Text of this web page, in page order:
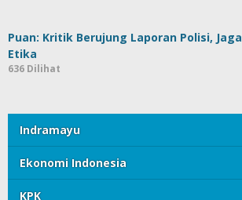
Puan: Kritik Berujung Laporan Polisi, Jaga
Etika
636 Dilihat
Indramayu
Ekonomi Indonesia
KPK